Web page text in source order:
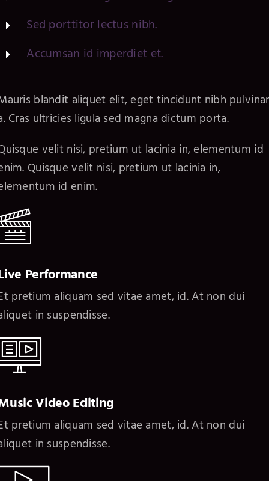
Sed porttitor lectus nibh.
Accumsan id imperdiet et.
blandit aliquet elit, eget tincidunt nibh pulvinar
Cras ultricies ligula sed magna dictum porta.
velit nisi, pretium ut lacinia in, elementum id
Quisque velit nisi, pretium ut lacinia in,
id enim.
Performance
pretium aliquam sed vitae amet, id. At non dui
in suspendisse.
Video Editing
pretium aliquam sed vitae amet, id. At non dui
in suspendisse.